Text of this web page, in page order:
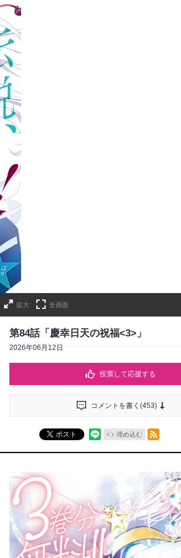
拡大 全画面
第84話「慶幸日天の祝福<3>」
2026年06月12日
投票して応援する
コメントを書く(453)
ポスト 埋め込む
RSSフィード